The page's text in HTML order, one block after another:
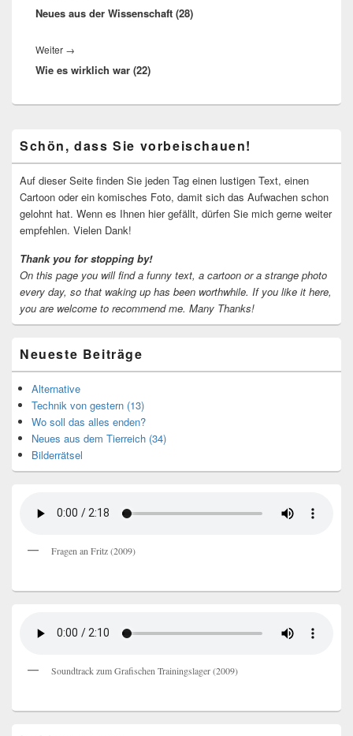
Beitrag:
Neues aus der Wissenschaft (28)
Weiter →
Beitrag:
Wie es wirklich war (22)
Seitenleisten-
Widgetbereich
Schön, dass Sie vorbeischauen!
Auf dieser Seite finden Sie jeden Tag einen lustigen Text, einen
Cartoon oder ein komisches Foto, damit sich das Aufwachen schon
gelohnt hat. Wenn es Ihnen hier gefällt, dürfen Sie mich gerne weiter
empfehlen. Vielen Dank!
Thank you for stopping by!
On this page you will find a funny text, a cartoon or a strange photo
every day, so that waking up has been worthwhile. If you like it here,
you are welcome to recommend me. Many Thanks!
Neueste Beiträge
Alternative
Technik von gestern (13)
Wo soll das alles enden?
Neues aus dem Tierreich (34)
Bilderrätsel
Fragen an Fritz (2009)
Soundtrack zum Grafischen Trainingslager (2009)